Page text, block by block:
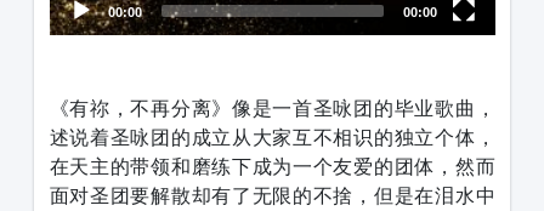
00:00 00:00
《有祢，不再分离》像是一首圣咏团的毕业歌曲，
述说着圣咏团的成立从大家互不相识的独立个体，
在天主的带领和磨练下成为一个友爱的团体，然而
面对圣团要解散却有了无限的不捨，但是在泪水中